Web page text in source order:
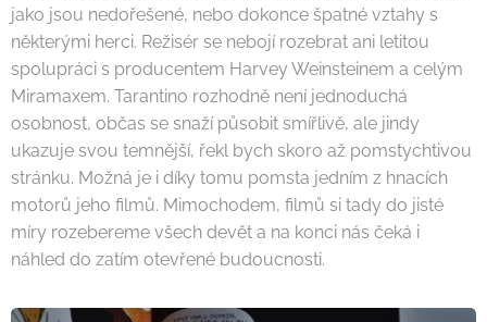
jako jsou nedořešené, nebo dokonce špatné vztahy s
některými herci. Režisér se nebojí rozebrat ani letitou
spolupráci s producentem Harvey Weinsteinem a celým
Miramaxem. Tarantino rozhodně není jednoduchá
osobnost, občas se snaží působit smířlivě, ale jindy
ukazuje svou temnější, řekl bych skoro až pomstychtivou
stránku. Možná je i díky tomu pomsta jedním z hnacích
motorů jeho filmů. Mimochodem, filmů si tady do jisté
míry rozebereme všech devět a na konci nás čeká i
náhled do zatím otevřené budoucnosti.